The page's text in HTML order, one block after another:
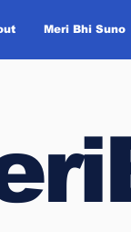
Meri Bhi Suno